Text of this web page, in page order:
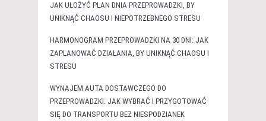
JAK UŁOŻYĆ PLAN DNIA PRZEPROWADZKI, BY
UNIKNĄĆ CHAOSU I NIEPOTRZEBNEGO STRESU
HARMONOGRAM PRZEPROWADZKI NA 30 DNI: JAK
ZAPLANOWAĆ DZIAŁANIA, BY UNIKNĄĆ CHAOSU I
STRESU
WYNAJEM AUTA DOSTAWCZEGO DO
PRZEPROWADZKI: JAK WYBRAĆ I PRZYGOTOWAĆ
SIĘ DO TRANSPORTU BEZ NIESPODZIANEK